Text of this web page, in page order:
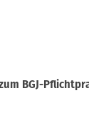
BGJ-